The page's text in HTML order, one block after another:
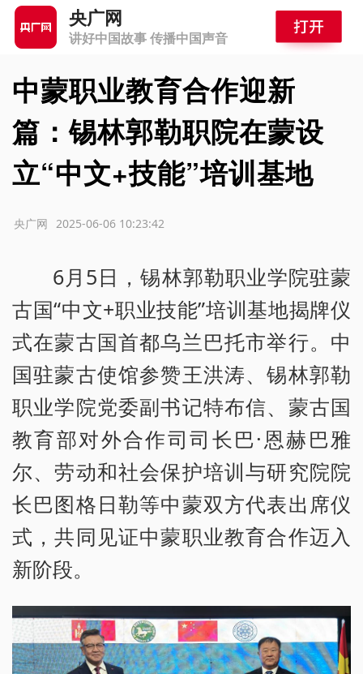
央广网
讲好中国故事 传播中国声音
中蒙职业教育合作迎新
篇：锡林郭勒职院在蒙设
立“中文+技能”培训基地
2025-06-06 10:23:42
央广网
6月5日，锡林郭勒职业学院驻蒙
古国“中文+职业技能”培训基地揭牌仪
式在蒙古国首都乌兰巴托市举行。中
国驻蒙古使馆参赞王洪涛、锡林郭勒
职业学院党委副书记特布信、蒙古国
教育部对外合作司司长巴·恩赫巴雅
尔、劳动和社会保护培训与研究院院
长巴图格日勒等中蒙双方代表出席仪
式，共同见证中蒙职业教育合作迈入
新阶段。